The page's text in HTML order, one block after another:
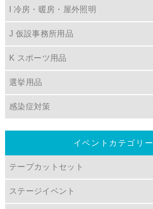
I 冷房・暖房・屋外照明
J 仮設事務所用品
K スポーツ用品
選挙用品
感染症対策
イベントカテゴリー
テープカットセット
ステージイベント